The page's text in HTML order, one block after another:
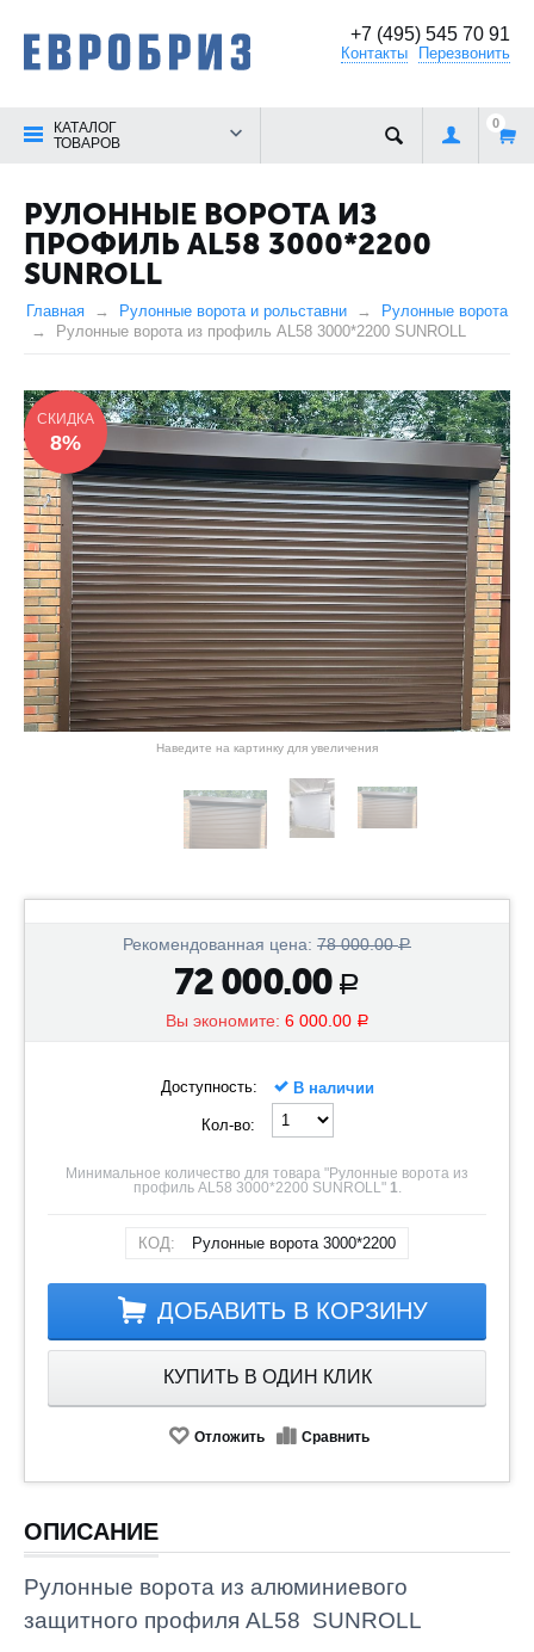
+7 (495) 545 70 91
Контакты Перезвонить
КАТАЛОГ
ТОВАРОВ
0
РУЛОННЫЕ ВОРОТА ИЗ
ПРОФИЛЬ AL58 3000*2200
SUNROLL
Главная Рулонные ворота и рольставни
Рулонные ворота
Рулонные ворота из профиль AL58 3000*2200 SUNROLL
СКИДКА
8%
Наведите на картинку для увеличения
Рекомендованная цена: 78 000.00 Р
72 000.00 Р
Вы экономите: 6 000.00 Р
Доступность: В наличии
Кол-во:
Минимальное количество для товара "Рулонные ворота из
профиль AL58 3000*2200 SUNROLL" 1.
КОД: Рулонные ворота 3000*2200
ДОБАВИТЬ В КОРЗИНУ
КУПИТЬ В ОДИН КЛИК
Отложить Сравнить
ОПИСАНИЕ
Рулонные ворота из алюминиевого
защитного профиля AL58 SUNROLL